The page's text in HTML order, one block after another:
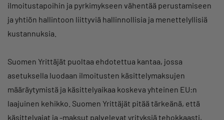
ilmoitustapoihin ja pyrkimykseen vähentää perustamiseen
ja yhtiön hallintoon liittyviä hallinnollisia ja menettelyllisiä
kustannuksia.
Suomen Yrittäjät puoltaa ehdotettua kantaa, jossa
asetuksella luodaan ilmoitusten käsittelymaksujen
määräytymistä ja käsittelyaikaa koskeva yhteinen EU:n
laajuinen kehikko. Suomen Yrittäjät pitää tärkeänä, että
käsittelyajat ja -maksut palvelevat yrityksiä tehokkaasti,